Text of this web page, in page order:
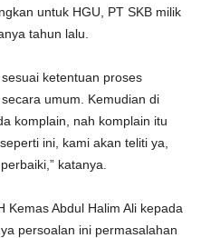
untuk HGU, PT SKB milik
tahun lalu.
ketentuan proses
umum. Kemudian di
komplain, nah komplain itu
ini, kami akan teliti ya,
katanya.
Kemas Abdul Halim Ali kepada
persoalan ini permasalahan